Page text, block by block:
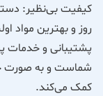
کیفیت بی‌نظیر:
روز و بهترین مواد
پشتیبانی و خدمات
شماست و به صورت
کمک می‌کند.